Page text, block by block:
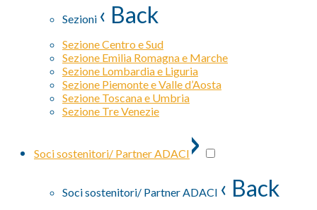
Sezioni ‹ Back
Sezione Centro e Sud
Sezione Emilia Romagna e Marche
Sezione Lombardia e Liguria
Sezione Piemonte e Valle d’Aosta
Sezione Toscana e Umbria
Sezione Tre Venezie
Soci sostenitori/ Partner ADACI ›
Soci sostenitori/ Partner ADACI ‹ Back